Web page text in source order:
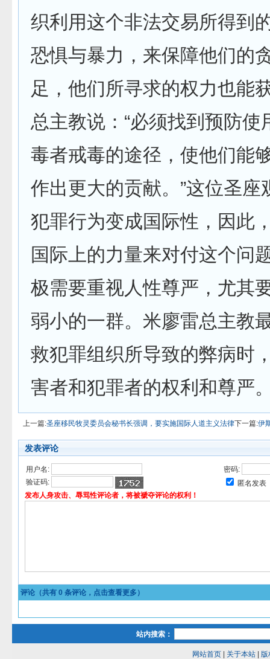
织利用这个非法交易所得到
恐惧与暴力，来保障他们的
足，他们所寻求的权力也能
总主教说：“必须找到预防使
毒者戒毒的途径，使他们能
作出更大的贡献。”这位圣座
犯罪行为变成国际性，因此
国际上的力量来对付这个问
极需要重视人性尊严，尤其
弱小的一群。米廖雷总主教
救犯罪组织所导致的弊病时
害者和犯罪者的权利和尊严
上一篇:圣座移民牧灵委员会秘书长强调，要实施国际人道主义法律下一篇:伊
发表评论
用户名:
密码:
验证码:
匿名发表
发布人身攻击、辱骂性评论者，将被褫夺评论的权利！
评论（共有 0 条评论，点击查看更多）
站内搜索：
网站首页| 关于本站| 版